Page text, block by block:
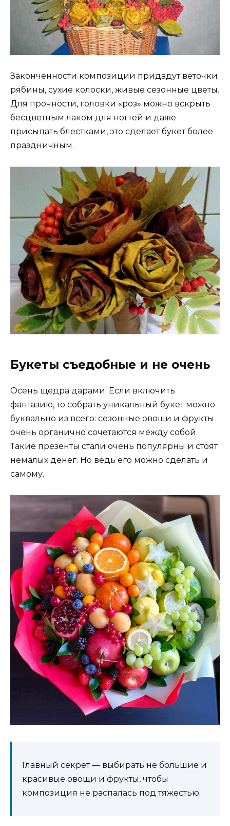
Законченности композиции придадут веточки
рябины, сухие колоски, живые сезонные цветы.
Для прочности, головки «роз» можно вскрыть
бесцветным лаком для ногтей и даже
присыпать блестками, это сделает букет более
праздничным.
Букеты съедобные и не очень
Осень щедра дарами. Если включить
фантазию, то собрать уникальный букет можно
буквально из всего: сезонные овощи и фрукты
очень органично сочетаются между собой.
Такие презенты стали очень популярны и стоят
немалых денег. Но ведь его можно сделать и
самому.
Главный секрет — выбирать не большие и
красивые овощи и фрукты, чтобы
композиция не распалась под тяжестью.